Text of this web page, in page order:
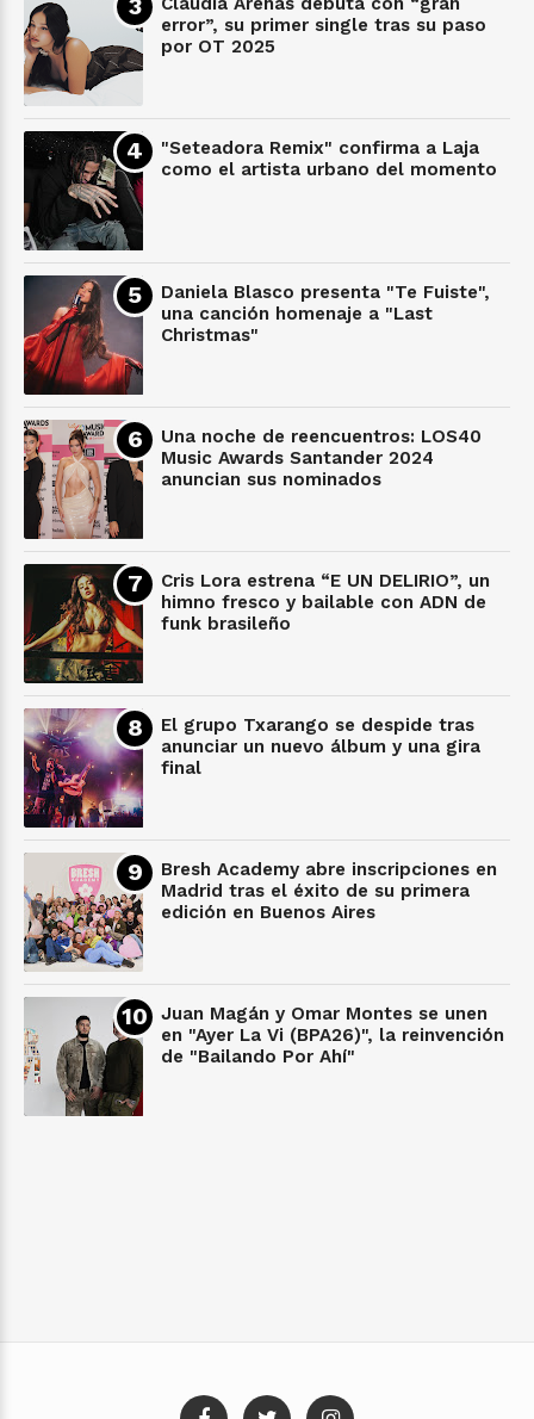
error”, su primer single tras su paso
por OT 2025
"Seteadora Remix" confirma a Laja
como el artista urbano del momento
Daniela Blasco presenta "Te Fuiste",
una canción homenaje a "Last
Christmas"
Una noche de reencuentros: LOS40
Music Awards Santander 2024
anuncian sus nominados
Cris Lora estrena “E UN DELIRIO”, un
himno fresco y bailable con ADN de
funk brasileño
El grupo Txarango se despide tras
anunciar un nuevo álbum y una gira
final
Bresh Academy abre inscripciones en
Madrid tras el éxito de su primera
edición en Buenos Aires
Juan Magán y Omar Montes se unen
en "Ayer La Vi (BPA26)", la reinvención
de "Bailando Por Ahí"